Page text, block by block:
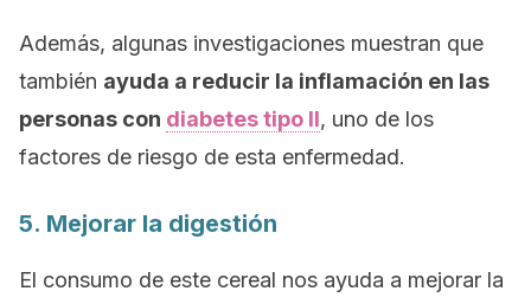
Además, algunas investigaciones muestran que
también ayuda a reducir la inflamación en las
personas con diabetes tipo II, uno de los
factores de riesgo de esta enfermedad.
5. Mejorar la digestión
El consumo de este cereal nos ayuda a mejorar la